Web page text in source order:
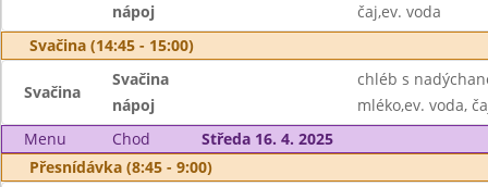
nápoj
čaj,ev. voda
Svačina (14:45 - 15:00)
Svačina
Svačina
chléb s
nápoj
mléko,ev. voda,
Menu
Chod
Středa 16. 4. 2025
Přesnídávka (8:45 - 9:00)